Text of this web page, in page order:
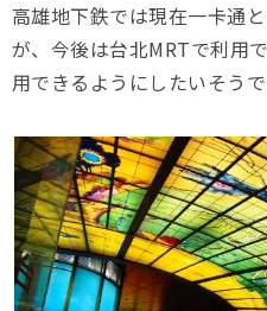
高雄地下鉄では現在一卡通
が、今後は台北MRTで利用
用できるようにしたいそうで